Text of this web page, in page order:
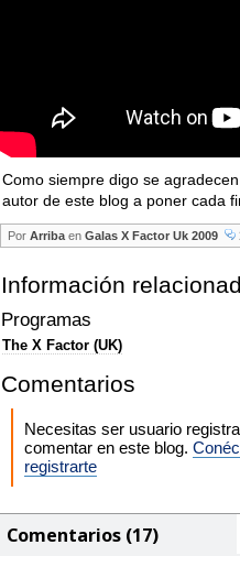
Como siempre digo se
autor de este blog a poner cada
Por Arriba en Galas X Factor Uk 2009
Información
Programas
The X Factor (UK)
Comentarios
Necesitas ser usuario
comentar en este blog.
registrarte
Comentarios (17)